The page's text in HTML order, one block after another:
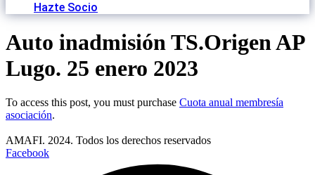
Hazte Socio
Auto inadmisión TS.Origen AP
Lugo. 25 enero 2023
To access this post, you must purchase Cuota anual membresía
asociación.
AMAFI. 2024. Todos los derechos reservados
Facebook